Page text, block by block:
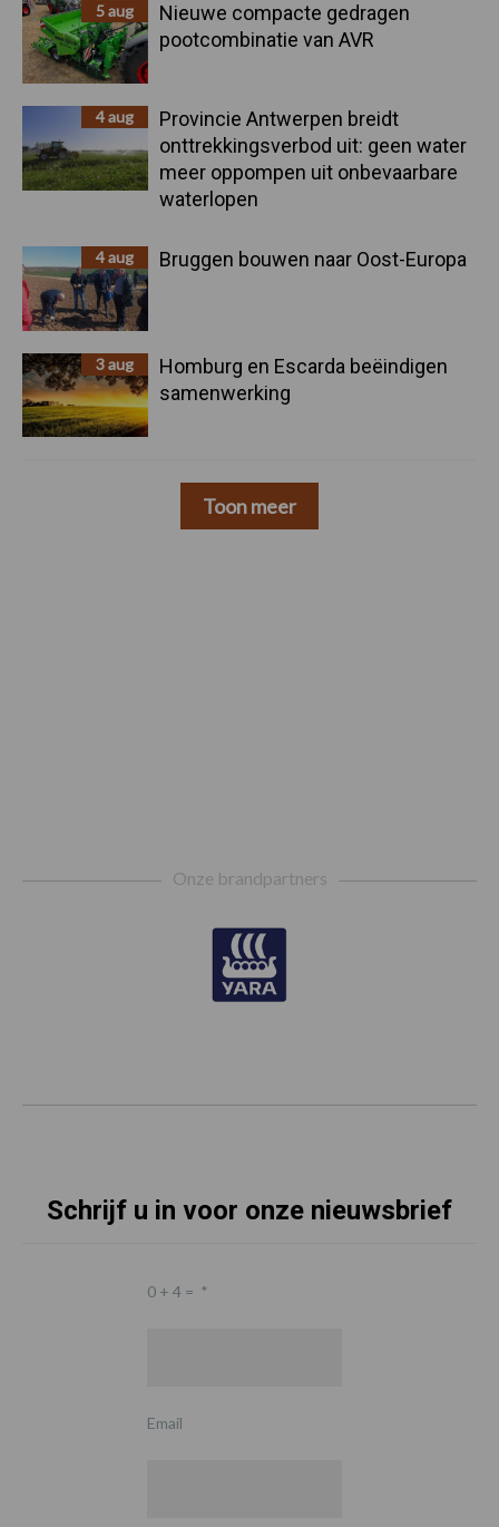
5 aug
Nieuwe compacte gedragen
pootcombinatie van AVR
4 aug
Provincie Antwerpen breidt
onttrekkingsverbod uit: geen water
meer oppompen uit onbevaarbare
waterlopen
4 aug Bruggen bouwen naar Oost-Europa
3 aug
Homburg en Escarda beëindigen
samenwerking
Toon meer
Onze brandpartners
Schrijf u in voor onze nieuwsbrief
0 + 4 = *
Email